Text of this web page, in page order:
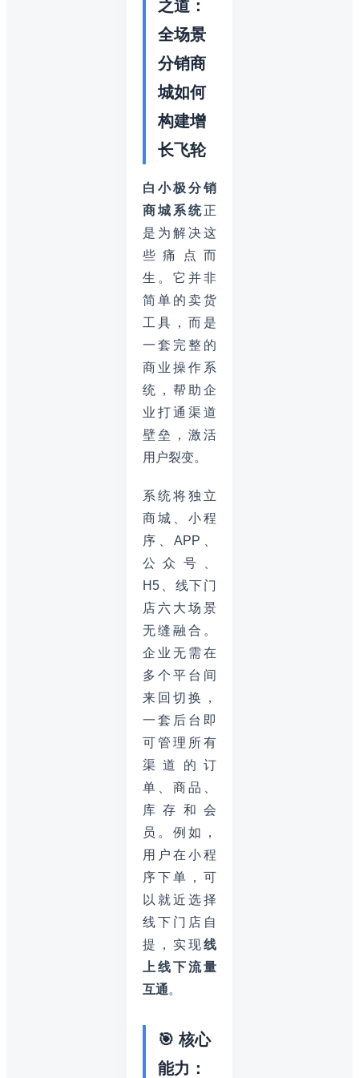
之道：
全场景
分销商
城如何
构建增
长飞轮
白小极分销
商城系统正
是为解决这
些痛点而
生。它并非
简单的卖货
工具，而是
一套完整的
商业操作系
统，帮助企
业打通渠道
壁垒，激活
用户裂变。
系统将独立
商城、小程
序、APP、
公众号、
H5、线下门
店六大场景
无缝融合。
企业无需在
多个平台间
来回切换，
一套后台即
可管理所有
渠道的订
单、商品、
库存和会
员。例如，
用户在小程
序下单，可
以就近选择
线下门店自
提，实现线
上线下流量
互通。
🎯 核心
能力：